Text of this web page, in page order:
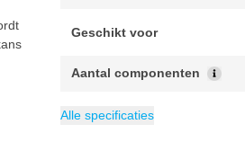
Geschikt voor
Aantal componenten
Inhoud 880 ml
Verpakking
Categorie
Alle specificaties